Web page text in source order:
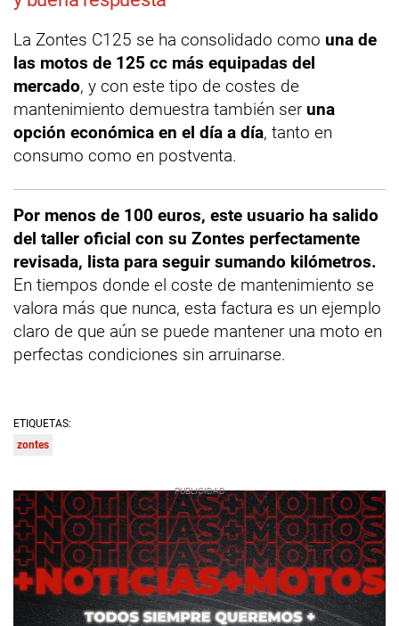
La Zontes C125 se ha consolidado como una de
las motos de 125 cc más equipadas del
mercado, y con este tipo de costes de
mantenimiento demuestra también ser una
opción económica en el día a día, tanto en
consumo como en postventa.
Por menos de 100 euros, este usuario ha salido
del taller oficial con su Zontes perfectamente
revisada, lista para seguir sumando kilómetros.
En tiempos donde el coste de mantenimiento se
valora más que nunca, esta factura es un ejemplo
claro de que aún se puede mantener una moto en
perfectas condiciones sin arruinarse.
ETIQUETAS:
zontes